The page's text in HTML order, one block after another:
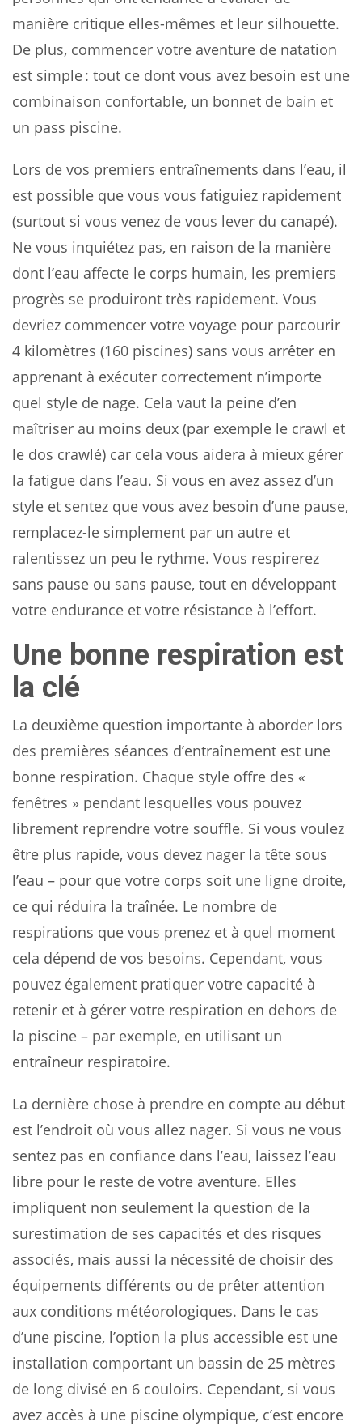
manière critique elles-mêmes et leur silhouette.
De plus, commencer votre aventure de natation
est simple : tout ce dont vous avez besoin est une
combinaison confortable, un bonnet de bain et
un pass piscine.
Lors de vos premiers entraînements dans l’eau, il
est possible que vous vous fatiguiez rapidement
(surtout si vous venez de vous lever du canapé).
Ne vous inquiétez pas, en raison de la manière
dont l’eau affecte le corps humain, les premiers
progrès se produiront très rapidement. Vous
devriez commencer votre voyage pour parcourir
4 kilomètres (160 piscines) sans vous arrêter en
apprenant à exécuter correctement n’importe
quel style de nage. Cela vaut la peine d’en
maîtriser au moins deux (par exemple le crawl et
le dos crawlé) car cela vous aidera à mieux gérer
la fatigue dans l’eau. Si vous en avez assez d’un
style et sentez que vous avez besoin d’une pause,
remplacez-le simplement par un autre et
ralentissez un peu le rythme. Vous respirerez
sans pause ou sans pause, tout en développant
votre endurance et votre résistance à l’effort.
Une bonne respiration est
la clé
La deuxième question importante à aborder lors
des premières séances d’entraînement est une
bonne respiration. Chaque style offre des «
fenêtres » pendant lesquelles vous pouvez
librement reprendre votre souffle. Si vous voulez
être plus rapide, vous devez nager la tête sous
l’eau – pour que votre corps soit une ligne droite,
ce qui réduira la traînée. Le nombre de
respirations que vous prenez et à quel moment
cela dépend de vos besoins. Cependant, vous
pouvez également pratiquer votre capacité à
retenir et à gérer votre respiration en dehors de
la piscine – par exemple, en utilisant un
entraîneur respiratoire.
La dernière chose à prendre en compte au début
est l’endroit où vous allez nager. Si vous ne vous
sentez pas en confiance dans l’eau, laissez l’eau
libre pour le reste de votre aventure. Elles
impliquent non seulement la question de la
surestimation de ses capacités et des risques
associés, mais aussi la nécessité de choisir des
équipements différents ou de prêter attention
aux conditions météorologiques. Dans le cas
d’une piscine, l’option la plus accessible est une
installation comportant un bassin de 25 mètres
de long divisé en 6 couloirs. Cependant, si vous
avez accès à une piscine olympique, c’est encore